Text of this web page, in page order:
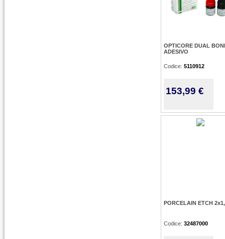
OPTICORE DUAL
ADESIVO
Codice: 5110912
153,99 €
PORCELAIN ETCH
Codice: 32487000